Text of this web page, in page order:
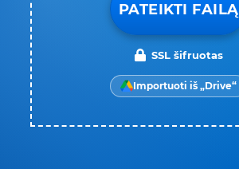
PATEIKTI FAILĄ
SSL šifruotas
Importuoti iš „Drive“